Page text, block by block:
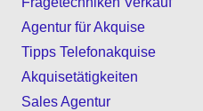
Agentur für Akquise
Tipps Telefonakquise
Akquisetätigkeiten
Sales Agentur